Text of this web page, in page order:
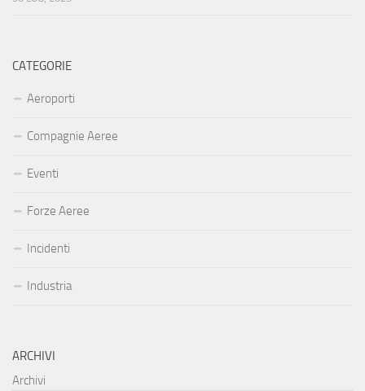
CATEGORIE
Aeroporti
Compagnie Aeree
Eventi
Forze Aeree
Incidenti
Industria
ARCHIVI
Archivi